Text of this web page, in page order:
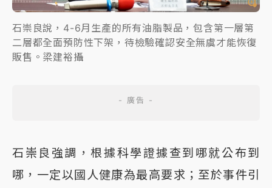
石崇良說，4-6月生產的所有油脂製品，包含第一層第
二層都全面預防性下架，待檢驗確認安全無虞才能恢復
販售。梁建裕攝
石崇良強調，根據科學證據查到哪就公布到
哪，一定以國人健康為最高要求；至於事件引